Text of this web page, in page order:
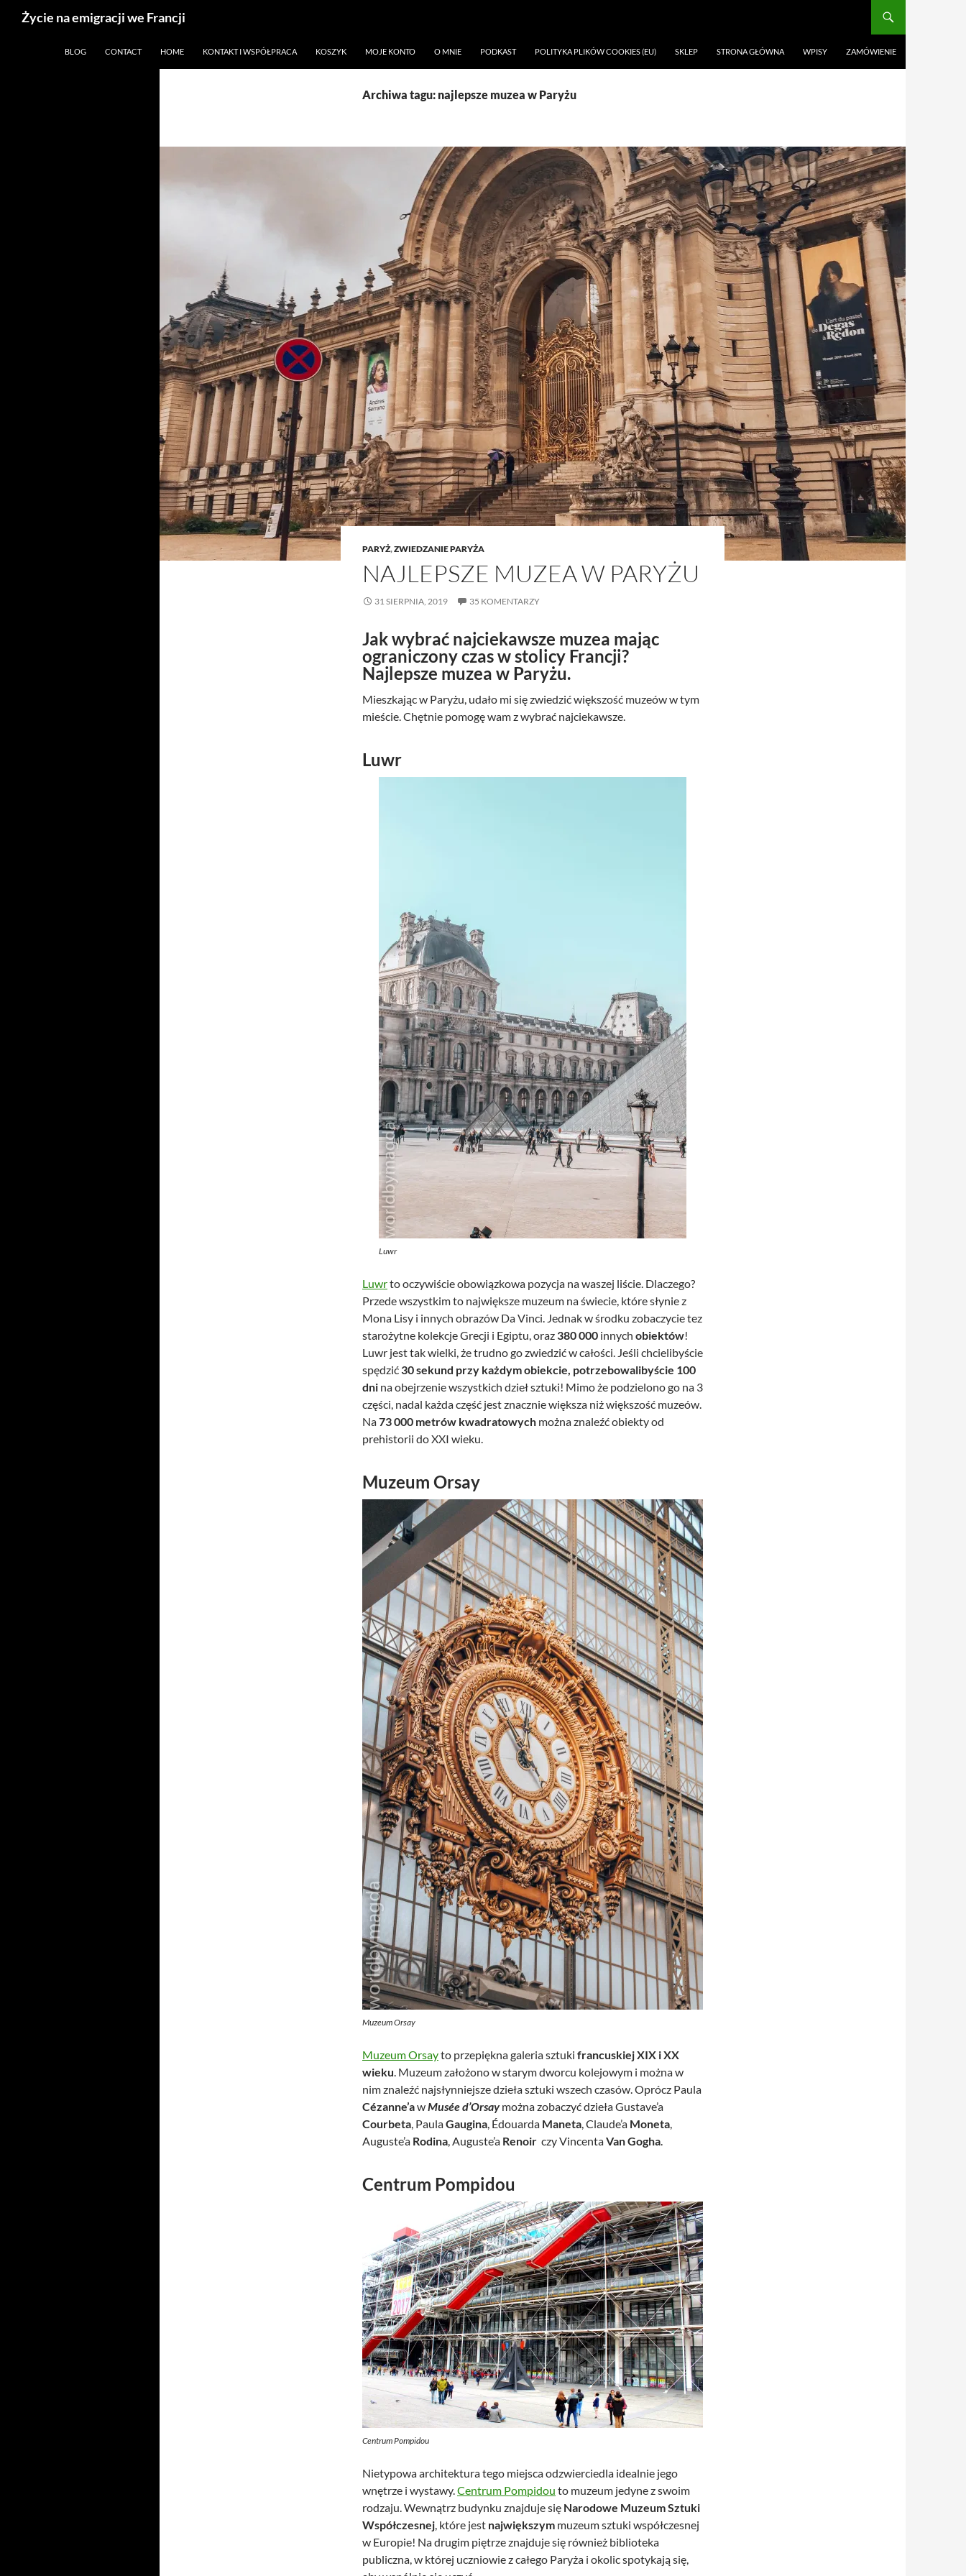
Życie na emigracji we Francji
BLOG CONTACT HOME KONTAKT I WSPÓŁPRACA KOSZYK MOJE KONTO O MNIE PODKAST POLITYKA PLIKÓW COOKIES (EU) SKLEP STRONA GŁÓWNA WPISY ZAMÓWIENIE
Archiwa tagu: najlepsze muzea w Paryżu
PARYŻ,ZWIEDZANIE PARYŻA
NAJLEPSZE MUZEA W PARYŻU
31 SIERPNIA, 2019 35 KOMENTARZY
Jak wybrać najciekawsze muzea mając
ograniczony czas w stolicy Francji?
Najlepsze muzea w Paryżu.
Mieszkając w Paryżu, udało mi się zwiedzić większość muzeów w tym
mieście. Chętnie pomogę wam z wybrać najciekawsze.
Luwr
Luwr
Luwrto oczywiście obowiązkowa pozycja na waszej liście. Dlaczego?
Przede wszystkim to największe muzeum na świecie, które słynie z
Mona Lisy i innych obrazów Da Vinci. Jednak w środku zobaczycie tez
starożytne kolekcje Grecji i Egiptu, oraz 380 000 innych obiektów!
Luwr jest tak wielki, że trudno go zwiedzić w całości. Jeśli chcielibyście
spędzić 30 sekund przy każdym obiekcie, potrzebowalibyście 100
dni na obejrzenie wszystkich dzieł sztuki! Mimo że podzielono go na 3
części, nadal każda część jest znacznie większa niż większość muzeów.
Na73 000 metrów kwadratowych można znaleźć obiekty od
prehistorii do XXI wieku.
Muzeum Orsay
Muzeum Orsay
Muzeum Orsayto przepiękna galeria sztuki francuskiej XIX i XX
wieku. Muzeum założono w starym dworcu kolejowym i można w
nim znaleźć najsłynniejsze dzieła sztuki wszech czasów. Oprócz Paula
Cézanne’awMusée d’Orsaymożna zobaczyć dzieła Gustave’a
Courbeta, PaulaGaugina, Édouarda Maneta, Claude’a Moneta,
Auguste’a Rodina, Auguste’a Renoir czy VincentaVan Gogha.
Centrum Pompidou
Centrum Pompidou
Nietypowa architektura tego miejsca odzwierciedla idealnie jego
wnętrze i wystawy.Centrum Pompidou to muzeum jedyne z swoim
rodzaju. Wewnątrz budynku znajduje się Narodowe Muzeum Sztuki
Współczesnej, które jest największym muzeum sztuki współczesnej
w Europie! Na drugim piętrze znajduje się również biblioteka
publiczna, w której uczniowie z całego Paryża i okolic spotykają się,